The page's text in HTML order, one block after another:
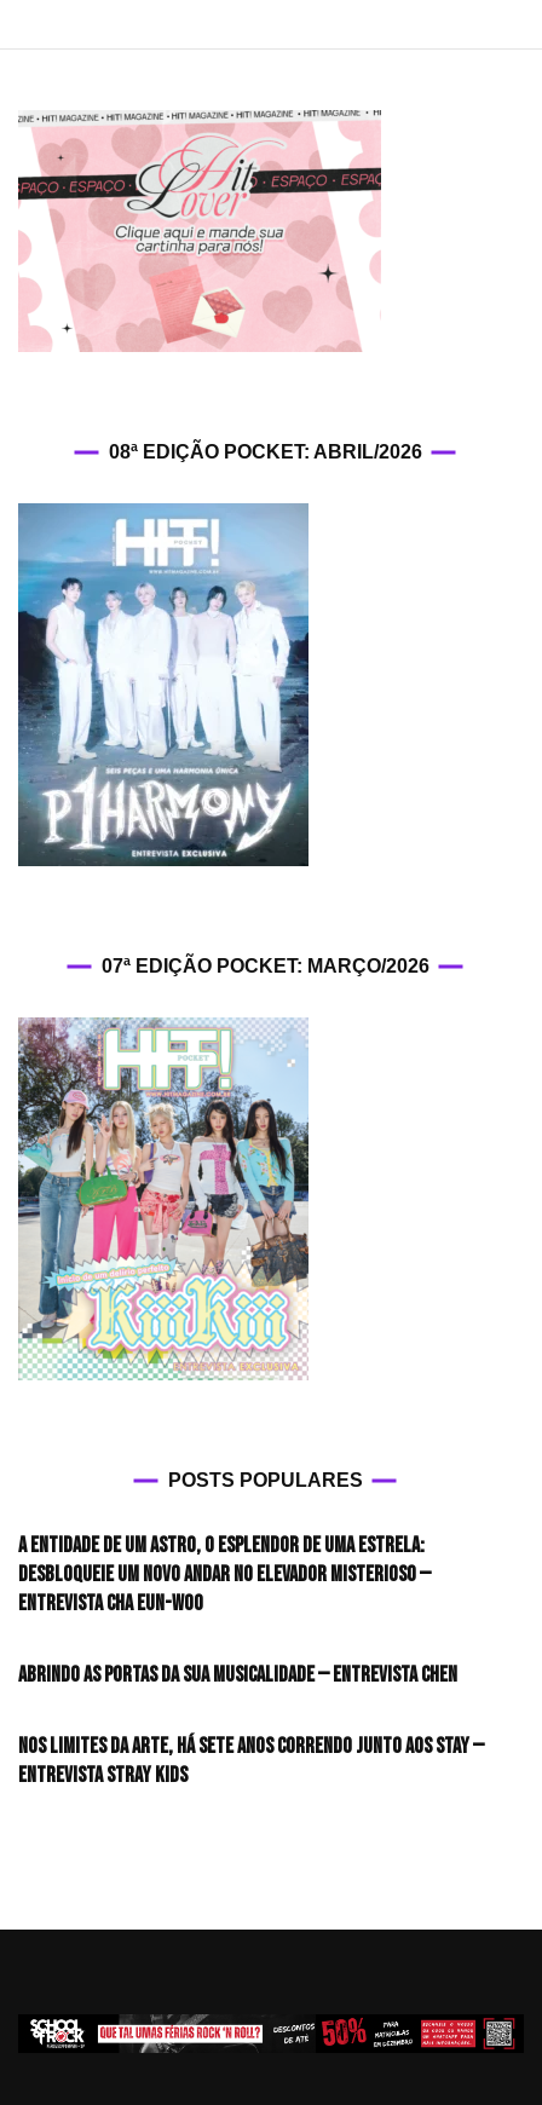
08ª EDIÇÃO POCKET: ABRIL/2026
07ª EDIÇÃO POCKET: MARÇO/2026
POSTS POPULARES
A entidade de um astro, o esplendor de uma estrela:
desbloqueie um novo andar no elevador misterioso —
Entrevista CHA EUN-WOO
Abrindo as portas da sua musicalidade — Entrevista CHEN
Nos limites da arte, há sete anos correndo junto aos STAY —
Entrevista Stray Kids